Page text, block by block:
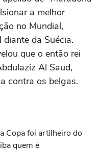
a melhor
no Mundial,
da Suécia.
que o então rei
Al Saud,
contra os belgas.
Copa foi artilheiro do
quem é